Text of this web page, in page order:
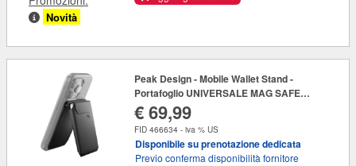
Novità
Peak Design - Mobile Wallet Stand -
Portafoglio UNIVERSALE MAG SAFE
Charcoal
€ 69,99
FID 466634 - iva % US
Disponibile su prenotazione dedicata
Previo conferma disponibilità fornitore